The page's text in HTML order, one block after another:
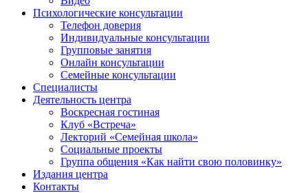
Психологические консультации
Телефон доверия
Индивидуальные консультации
Групповые занятия
Онлайн консультации
Семейные консультации
Специалисты
Деятельность центра
Воскресная гостиная
Клуб «Встреча»
Лекторий «Семейная школа»
Социальные проекты
Группа общения «Как найти свою половинку»
Издания центра
Контакты